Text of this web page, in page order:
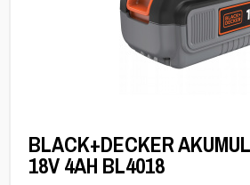
BLACK+DECKER
18V 4AH BL4018